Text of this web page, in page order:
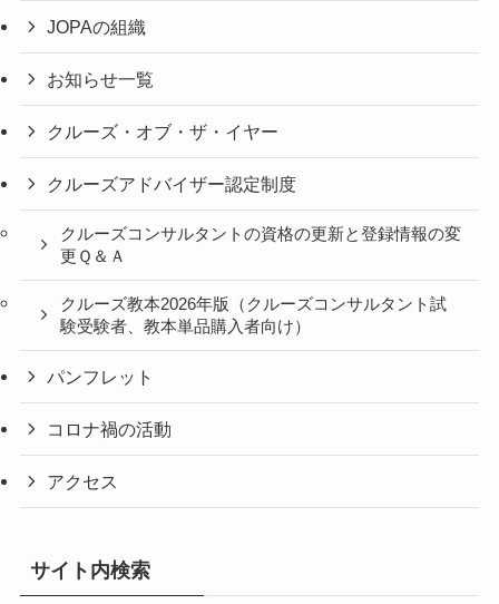
JOPAの組織
お知らせ一覧
クルーズ・オブ・ザ・イヤー
クルーズアドバイザー認定制度
クルーズコンサルタントの資格の更新と登録情報の変
更Ｑ＆Ａ
クルーズ教本2026年版（クルーズコンサルタント試
験受験者、教本単品購入者向け）
パンフレット
コロナ禍の活動
アクセス
サイト内検索